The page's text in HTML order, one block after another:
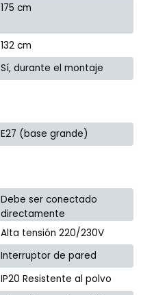
175 cm
132 cm
Sí, durante el montaje
E27 (base grande)
Debe ser conectado
directamente
Alta tensión 220/230V
Interruptor de pared
IP20 Resistente al polvo